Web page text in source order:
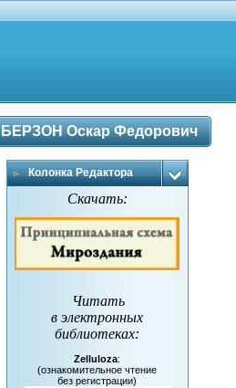
БЕРЗОН Оскар Федорович
Колонка Редактора
Скачать:
Читать
в электронных
библиотеках:
Zelluloza:
(ознакомительное чтение
без регистрации)